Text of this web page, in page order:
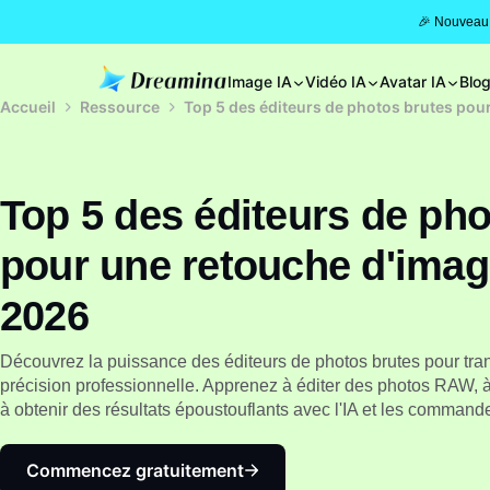
🎉
Image IA Vidéo IA Avatar IA
Accueil
Ressource Top 5 des éditeurs de photos brutes
Top 5 des éditeurs de
pour une retouche
2026
Découvrez la puissance des éditeurs de photos brutes pour
précision professionnelle. Apprenez à éditer des photos RAW,
à obtenir des résultats époustouflants avec l'IA et les
Commencez gratuitement